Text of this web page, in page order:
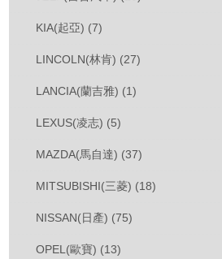
KIA(起亞) (7)
LINCOLN(林肯) (27)
LANCIA(蘭吉雅) (1)
LEXUS(凌志) (5)
MAZDA(馬自達) (37)
MITSUBISHI(三菱) (18)
NISSAN(日產) (75)
OPEL(歐寶) (13)